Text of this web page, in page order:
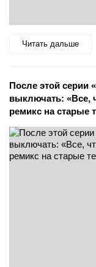
Читать дальше
После этой серии
выключать: «Все,
ремикс на старые